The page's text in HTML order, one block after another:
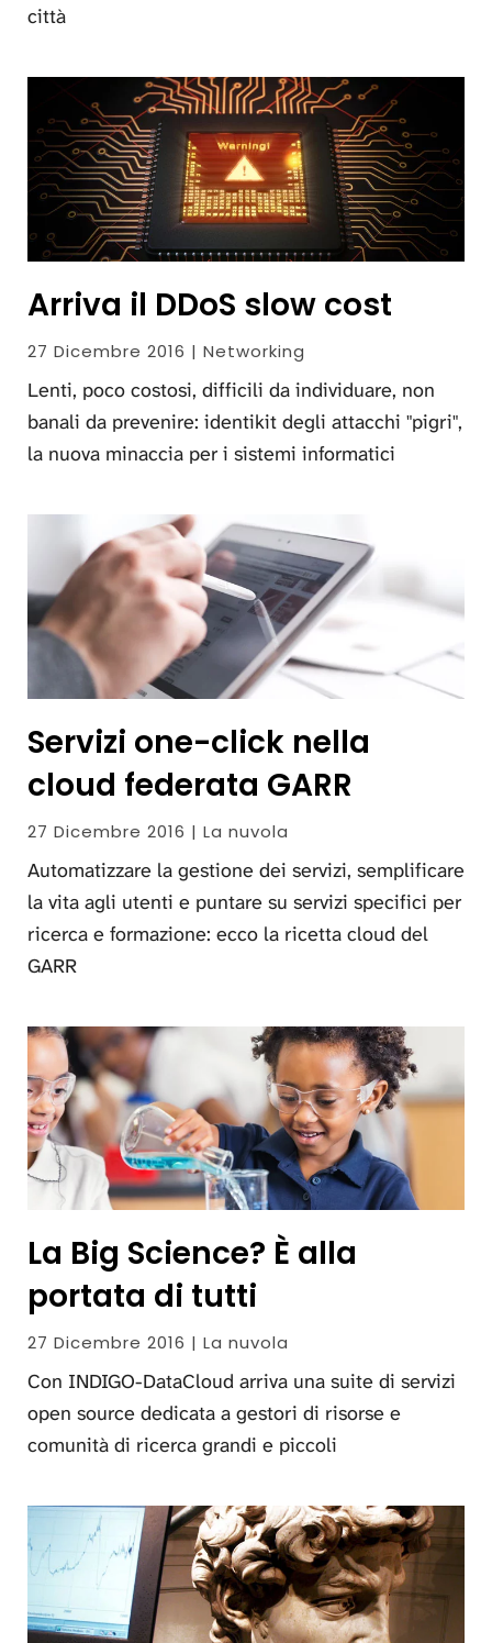
città
Arriva il DDoS slow cost
27 Dicembre 2016 | Networking
Lenti, poco costosi, difficili da individuare, non
banali da prevenire: identikit degli attacchi "pigri",
la nuova minaccia per i sistemi informatici
Servizi one-click nella
cloud federata GARR
27 Dicembre 2016 | La nuvola
Automatizzare la gestione dei servizi, semplificare
la vita agli utenti e puntare su servizi specifici per
ricerca e formazione: ecco la ricetta cloud del
GARR
La Big Science? È alla
portata di tutti
27 Dicembre 2016 | La nuvola
Con INDIGO-DataCloud arriva una suite di servizi
open source dedicata a gestori di risorse e
comunità di ricerca grandi e piccoli